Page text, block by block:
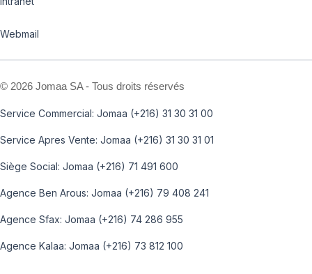
Webmail
© 2026 Jomaa SA - Tous droits réservés
Service Commercial: Jomaa (+216) 31 30 31 00
Service Apres Vente: Jomaa (+216) 31 30 31 01
Siège Social: Jomaa (+216) 71 491 600
Agence Ben Arous: Jomaa (+216) 79 408 241
Agence Sfax: Jomaa (+216) 74 286 955
Agence Kalaa: Jomaa (+216) 73 812 100